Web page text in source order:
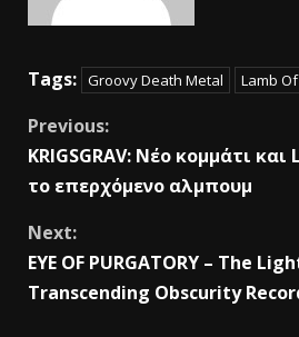
Tags: Groovy Death Metal Lamb
Previous:
KRIGSGRAV: Νέο κομμάτι
το επερχόμενο αλμπουμ
Next:
EYE OF PURGATORY – The
Transcending Obscurity